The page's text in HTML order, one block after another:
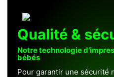
Qualité &
Notre technologie
bébés
Pour garantir une sécurité